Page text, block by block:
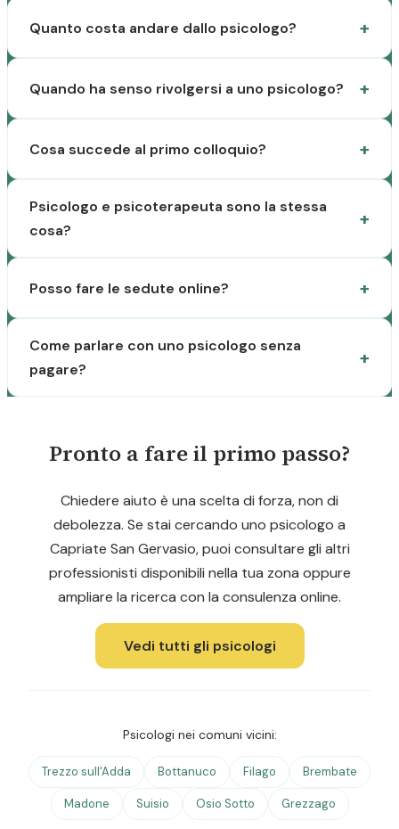
Quanto costa andare dallo psicologo?
Quando ha senso rivolgersi a uno psicologo?
Cosa succede al primo colloquio?
Psicologo e psicoterapeuta sono la stessa
cosa?
Posso fare le sedute online?
Come parlare con uno psicologo senza
pagare?
Pronto a fare il primo passo?
Chiedere aiuto è una scelta di forza, non di
debolezza. Se stai cercando uno psicologo a
Capriate San Gervasio, puoi consultare gli altri
professionisti disponibili nella tua zona oppure
ampliare la ricerca con la consulenza online.
Vedi tutti gli psicologi
Psicologi nei comuni vicini:
Trezzo sull'Adda Bottanuco Filago Brembate
Madone Suisio Osio Sotto Grezzago